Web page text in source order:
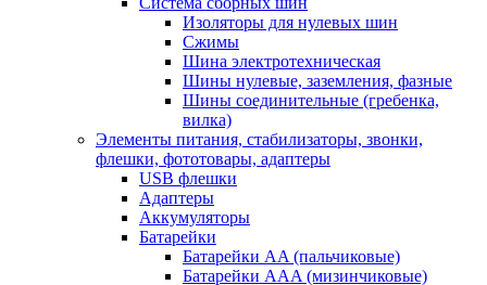
Изоляторы для нулевых шин
Сжимы
Шина электротехническая
Шины нулевые, заземления, фазные
Шины соединительные (гребенка,
вилка)
Элементы питания, стабилизаторы, звонки,
флешки, фототовары, адаптеры
USB флешки
Адаптеры
Аккумуляторы
Батарейки
Батарейки AA (пальчиковые)
Батарейки AAA (мизинчиковые)